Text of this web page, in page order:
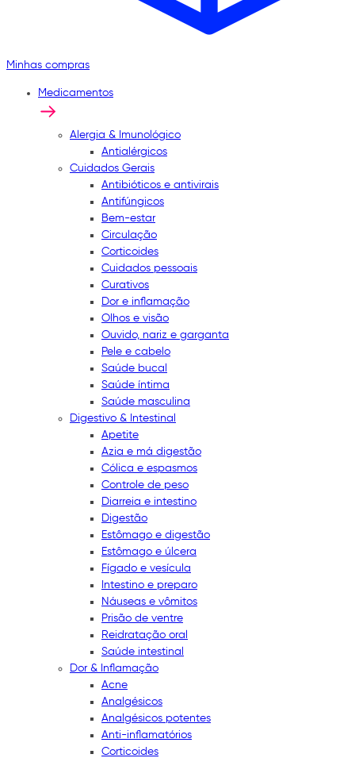
Minhas compras
Medicamentos
Alergia & Imunológico
Antialérgicos
Cuidados Gerais
Antibióticos e antivirais
Antifúngicos
Bem-estar
Circulação
Corticoides
Cuidados pessoais
Curativos
Dor e inflamação
Olhos e visão
Ouvido, nariz e garganta
Pele e cabelo
Saúde bucal
Saúde íntima
Saúde masculina
Digestivo & Intestinal
Apetite
Azia e má digestão
Cólica e espasmos
Controle de peso
Diarreia e intestino
Digestão
Estômago e digestão
Estômago e úlcera
Fígado e vesícula
Intestino e preparo
Náuseas e vômitos
Prisão de ventre
Reidratação oral
Saúde intestinal
Dor & Inflamação
Acne
Analgésicos
Analgésicos potentes
Anti-inflamatórios
Corticoides